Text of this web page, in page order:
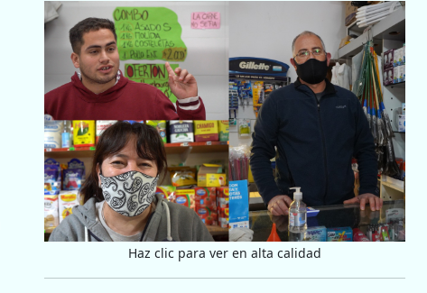
Haz clic para ver en alta calidad